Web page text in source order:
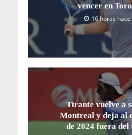
vencer en
16 horas hace
Tirante vuelve a
Montreal y deja al
de 2024 fuera del